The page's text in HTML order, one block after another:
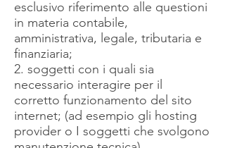
esclusivo riferimento alle questioni
in materia contabile,
amministrativa, legale, tributaria e
finanziaria;
2. soggetti con i quali sia
necessario interagire per il
corretto funzionamento del sito
internet; (ad esempio gli hosting
provider o I soggetti che svolgono